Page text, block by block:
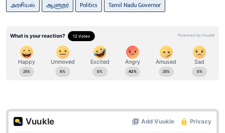
அரசியல் ஆளுநர் Politics Tamil Nadu Governor